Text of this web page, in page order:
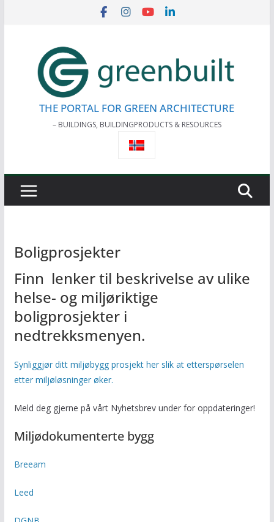
THE PORTAL FOR GREEN ARCHITECTURE
– BUILDINGS, BUILDINGPRODUCTS & RESOURCES
Boligprosjekter
Finn lenker til beskrivelse av ulike
helse- og miljøriktige
boligprosjekter i
nedtrekksmenyen.
Synliggjør ditt miljøbygg prosjekt her slik at etterspørselen
etter miljøløsninger øker.
Meld deg gjerne på vårt Nyhetsbrev under for oppdateringer!
Miljødokumenterte bygg
Breeam
Leed